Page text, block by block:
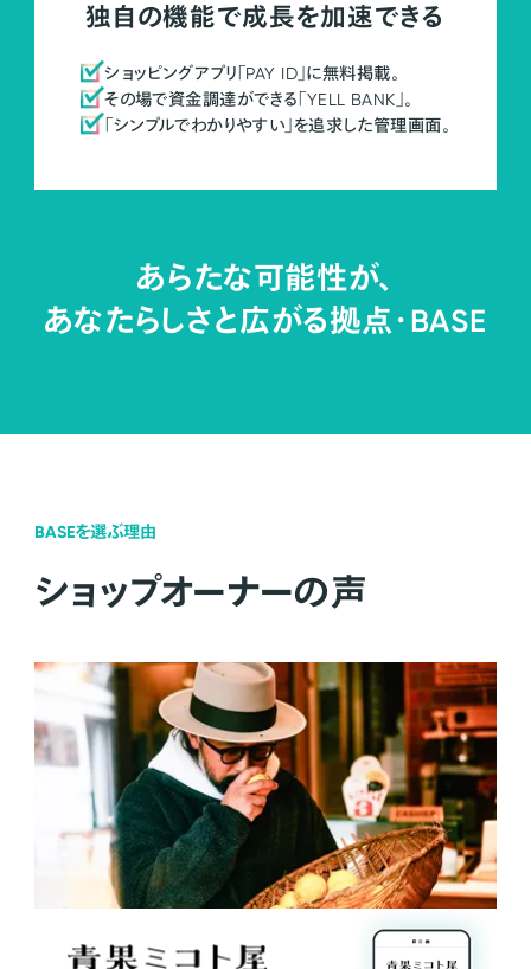
独自の機能で成長を加速できる
ショッピングアプリ「PAY ID」に無料掲載。
その場で資金調達ができる「YELL BANK」。
「シンプルでわかりやすい」を追求した管理画面。
あらたな可能性が、
あなたらしさと広がる拠点・BASE
BASEを選ぶ理由
ショップオーナーの声